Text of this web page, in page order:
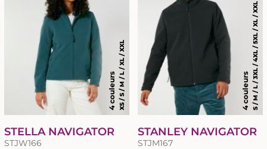
4 couleursXS / S / M / L / XL / XXL
STELLA NAVIGATOR
STJW166
4 couleursS / M / L / 3XL / 4XL / 5XL / XL / XXL
STANLEY NAVIGATOR
STJM167